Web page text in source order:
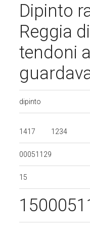
Dipinto
Reggia
tendoni
dipinto
1417
1234
00051129
15